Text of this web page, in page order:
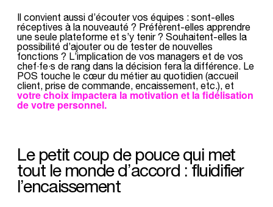
Il convient aussi d’écouter vos équipes : sont-elles
réceptives à la nouveauté ? Préfèrent-elles apprendre
une seule plateforme et s’y tenir ? Souhaitent-elles la
possibilité d’ajouter ou de tester de nouvelles
fonctions ? L’implication de vos managers et de vos
chef·fe·s de rang dans la décision fera la différence. Le
POS touche le cœur du métier au quotidien (accueil
client, prise de commande, encaissement, etc.), et
votre choix impactera la motivation et la fidélisation
de votre personnel.
Le petit coup de pouce qui met
tout le monde d’accord : fluidifier
l’encaissement